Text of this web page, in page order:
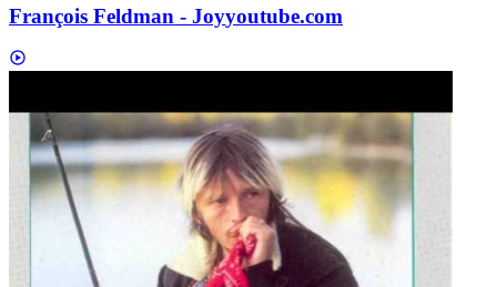
François Feldman - Joyyoutube.com